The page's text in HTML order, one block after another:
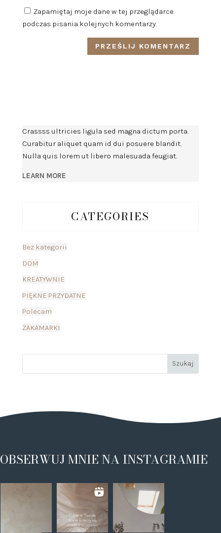
Zapamiętaj moje dane w tej przeglądarce
podczas pisania kolejnych komentarzy.
Crassss ultricies ligula sed magna dictum porta.
Curabitur aliquet quam id dui posuere blandit.
Nulla quis lorem ut libero malesuada feugiat.
LEARN MORE
CATEGORIES
Bez kategorii
DOM
KREATYWNIE
PIĘKNE PRZYDATNE
Polecam
ZAKAMARKI
OBSERWUJ MNIE NA INSTAGRAMIE